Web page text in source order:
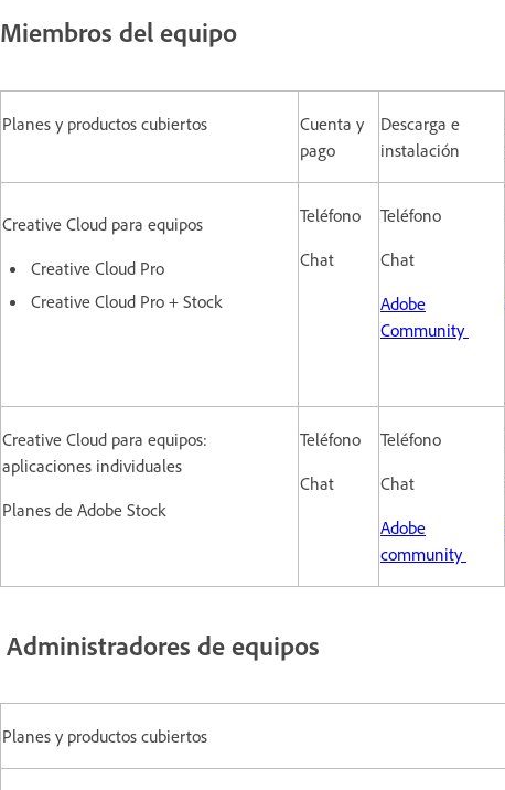
Miembros del equipo
Planes y productos cubiertos
Cuenta y
pago
Descarga e
instalación
Creative Cloud para equipos
Creative Cloud Pro
Creative Cloud Pro + Stock
Teléfono
Chat
Teléfono
Chat
Adobe
Community
Creative Cloud para equipos:
aplicaciones individuales
Planes de Adobe Stock
Teléfono
Chat
Teléfono
Chat
Adobe
community
Administradores de equipos
Planes y productos cubiertos